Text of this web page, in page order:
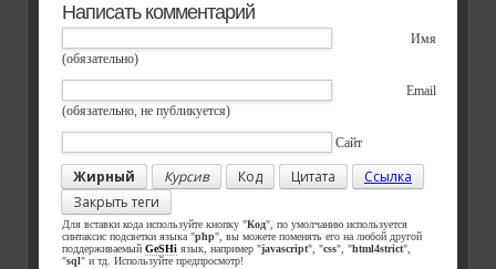
Написать комментарий
Имя
(обязательно)
Email
(обязательно, не публикуется)
Сайт
Жирный Курсив Код Цитата
Ссылка
Закрыть теги
Для вставки кода используйте кнопку "Код", по умолчанию используется
синтаксис подсветки языка "php", вы можете поменять его на любой другой
поддерживаемый GeSHi язык, например "javascript", "css", "html4strict",
"sql" и тд. Используйте предпросмотр!